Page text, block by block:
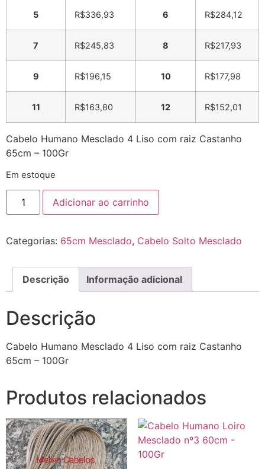
5 R$336,93 6 R$284,12
7 R$245,83 8 R$217,93
9 R$196,15 10 R$177,98
11 R$163,80 12 R$152,01
Cabelo Humano Mesclado 4 Liso com raiz Castanho
65cm – 100Gr
Em estoque
Adicionar ao carrinho
Categorias: 65cm Mesclado, Cabelo Solto Mesclado
Descrição Informação adicional
Descrição
Cabelo Humano Mesclado 4 Liso com raiz Castanho
65cm – 100Gr
Produtos relacionados